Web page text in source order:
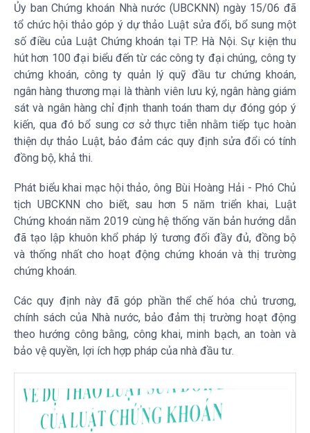
Ủy ban Chứng khoán Nhà nước (UBCKNN) ngày 15/06 đã
tổ chức hội thảo góp ý dự thảo Luật sửa đổi, bổ sung một
số điều của Luật Chứng khoán tại TP. Hà Nội. Sự kiện thu
hút hơn 100 đại biểu đến từ các công ty đại chúng, công ty
chứng khoán, công ty quản lý quỹ đầu tư chứng khoán,
ngân hàng thương mại là thành viên lưu ký, ngân hàng giám
sát và ngân hàng chỉ định thanh toán tham dự đóng góp ý
kiến, qua đó bổ sung cơ sở thực tiễn nhằm tiếp tục hoàn
thiện dự thảo Luật, bảo đảm các quy định sửa đổi có tính
đồng bộ, khả thi.
Phát biểu khai mạc hội thảo, ông Bùi Hoàng Hải - Phó Chủ
tịch UBCKNN cho biết, sau hơn 5 năm triển khai, Luật
Chứng khoán năm 2019 cùng hệ thống văn bản hướng dẫn
đã tạo lập khuôn khổ pháp lý tương đối đầy đủ, đồng bộ
và thống nhất cho hoạt động chứng khoán và thị trường
chứng khoán.
Các quy định này đã góp phần thể chế hóa chủ trương,
chính sách của Nhà nước, bảo đảm thị trường hoạt động
theo hướng công bằng, công khai, minh bạch, an toàn và
bảo vệ quyền, lợi ích hợp pháp của nhà đầu tư.